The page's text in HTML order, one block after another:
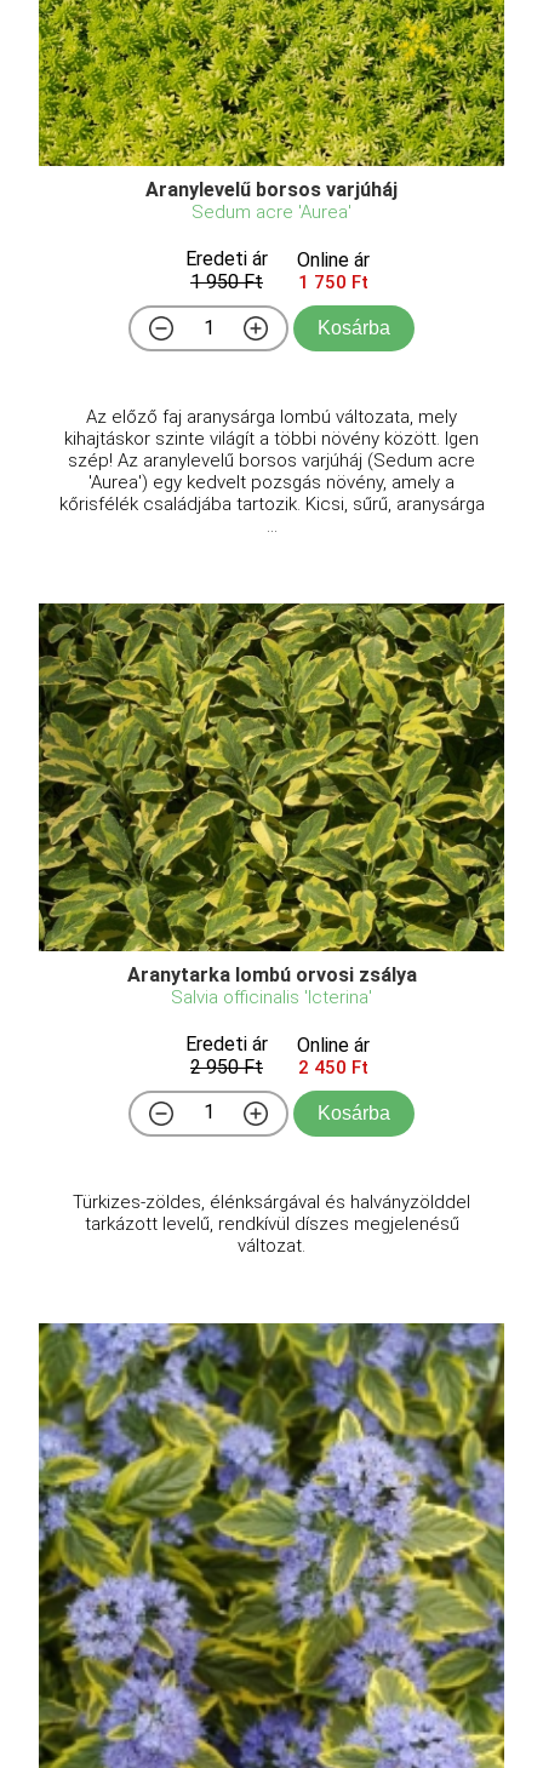
Aranylevelű borsos varjúháj
Sedum acre 'Aurea'
Eredeti ár
1 950 Ft
Online ár
1 750 Ft
Kosárba
Az előző faj aranysárga lombú változata, mely
kihajtáskor szinte világít a többi növény között. Igen
szép! Az aranylevelű borsos varjúháj (Sedum acre
'Aurea') egy kedvelt pozsgás növény, amely a
kőrisfélék családjába tartozik. Kicsi, sűrű, aranysárga
...
Aranytarka lombú orvosi zsálya
Salvia officinalis 'Icterina'
Eredeti ár
2 950 Ft
Online ár
2 450 Ft
Kosárba
Türkizes-zöldes, élénksárgával és halványzölddel
tarkázott levelű, rendkívül díszes megjelenésű
változat.